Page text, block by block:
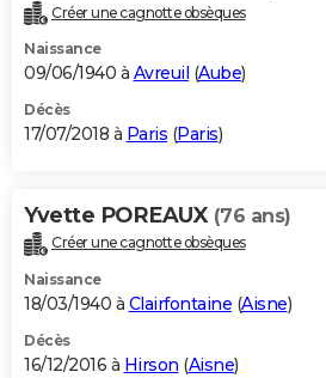
Créer une cagnotte obsèques
Naissance
09/06/1940 à Avreuil (Aube)
Décès
17/07/2018 à Paris (Paris)
Yvette POREAUX (76 ans)
Créer une cagnotte obsèques
Naissance
18/03/1940 à Clairfontaine (Aisne)
Décès
16/12/2016 à Hirson (Aisne)